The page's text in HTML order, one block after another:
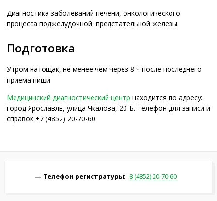
Диагностика заболеваний печени, онкологического
процесса поджелудочной, предстательной железы.
Подготовка
Утром натощак, не менее чем через 8 ч после последнего
приема пищи
Медицинский диагностический центр находится по адресу:
город Ярославль, улица Чкалова, 20-Б. Телефон для записи и
справок +7 (4852) 20-70-60.
Телефон регистратуры: 8 (4852) 20-70-60